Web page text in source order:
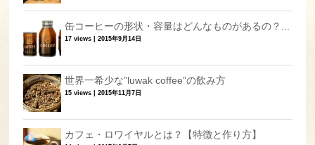
缶コーヒーの形状・容量はどんなものがあるの？...
17 views |2015年9月14日
世界一希少な”luwak coffee”の飲み方
15 views |2015年11月7日
カフェ・ロワイヤルとは？【特徴と作り方】